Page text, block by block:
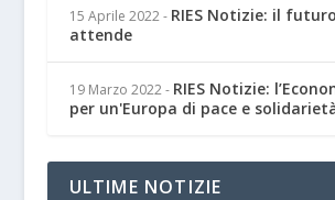
15 Aprile 2022 - RIES Notizie: il
attende
19 Marzo 2022 - RIES Notizie:
per un'Europa di pace e
ULTIME NOTIZIE